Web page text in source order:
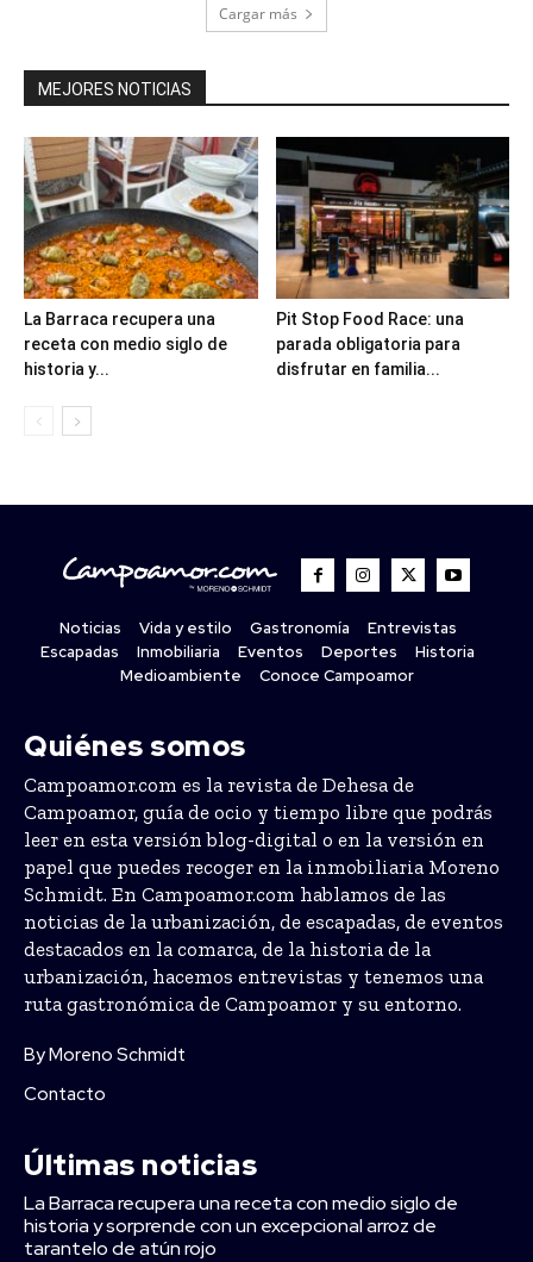
Cargar más
MEJORES NOTICIAS
La Barraca recupera una
receta con medio siglo de
historia y...
Pit Stop Food Race: una
parada obligatoria para
disfrutar en familia...
Noticias Vida y estilo Gastronomía
Entrevistas
Escapadas
Inmobiliaria Eventos Deportes
Historia
Medioambiente
Conoce Campoamor
Quiénes somos
Campoamor.com es la revista de Dehesa de
Campoamor, guía de ocio y tiempo libre que podrás
leer en esta versión blog-digital o en la versión en
papel que puedes recoger en la inmobiliaria Moreno
Schmidt. En Campoamor.com hablamos de las
noticias de la urbanización, de escapadas, de eventos
destacados en la comarca, de la historia de la
urbanización, hacemos entrevistas y tenemos una
ruta gastronómica de Campoamor y su entorno.
By Moreno Schmidt
Contacto
Últimas noticias
La Barraca recupera una receta con medio siglo de
historia y sorprende con un excepcional arroz de
tarantelo de atún rojo